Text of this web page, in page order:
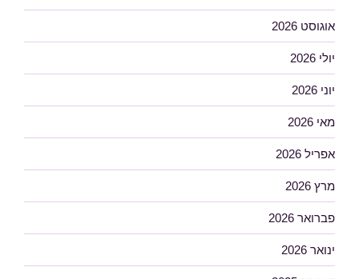
אוגוסט 2026
יולי 2026
יוני 2026
מאי 2026
אפריל 2026
מרץ 2026
פברואר 2026
ינואר 2026